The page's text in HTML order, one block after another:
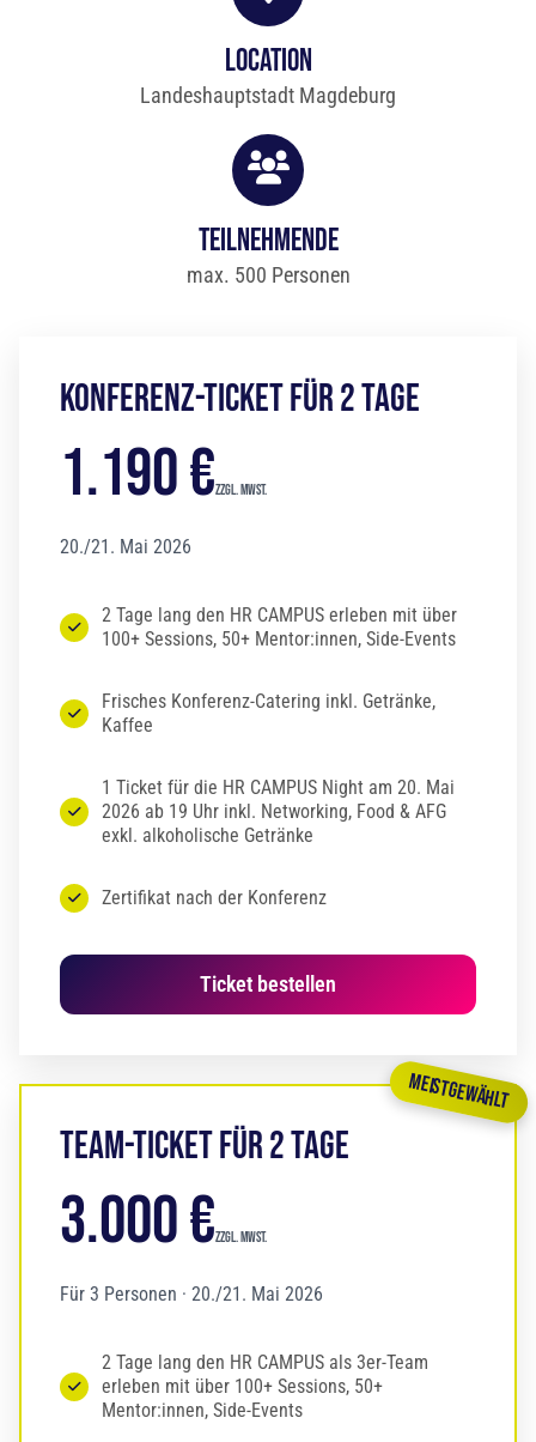
Location
Landeshauptstadt Magdeburg
Teilnehmende
max. 500 Personen
Konferenz-Ticket für 2 Tage
1.190 €zzgl. MwSt.
20./21. Mai 2026
2 Tage lang den HR CAMPUS erleben mit über
100+ Sessions, 50+ Mentor:innen, Side-Events
Frisches Konferenz-Catering inkl. Getränke,
Kaffee
1 Ticket für die HR CAMPUS Night am 20. Mai
2026 ab 19 Uhr inkl. Networking, Food & AFG
exkl. alkoholische Getränke
Zertifikat nach der Konferenz
Ticket bestellen
MEISTGEWÄHLT
Team-Ticket für 2 Tage
3.000 €zzgl. MwSt.
Für 3 Personen · 20./21. Mai 2026
2 Tage lang den HR CAMPUS als 3er-Team
erleben mit über 100+ Sessions, 50+
Mentor:innen, Side-Events